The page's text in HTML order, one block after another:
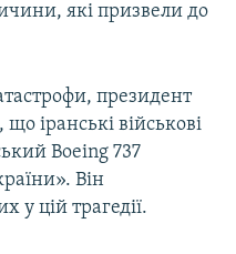
які призвели до
президент
іранські військові
Boeing 737
Він
у цій трагедії.